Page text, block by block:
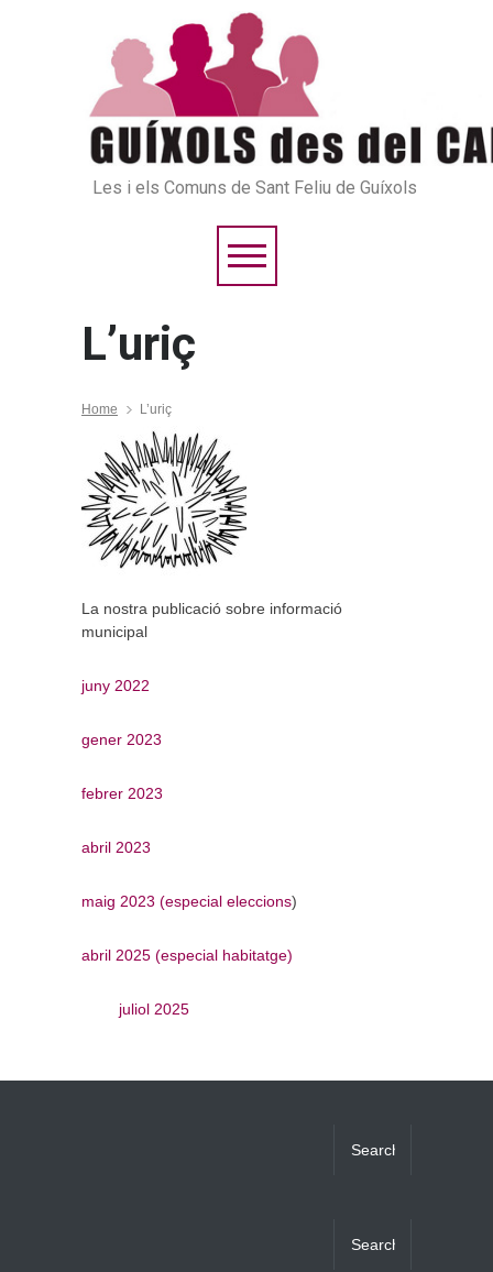
Les i els Comuns de Sant Feliu de Guíxols
L’uriç
Home L’uriç
La nostra publicació sobre informació
municipal
juny 2022
gener 2023
febrer 2023
abril 2023
maig 2023 (especial eleccions)
abril 2025 (especial habitatge)
juliol 2025